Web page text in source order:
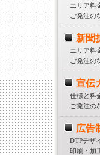
エリア料
ご発注の
新聞
エリア料
ご発注の
宣伝
仕様と料
ご発注の
広告
DTPデザ
印刷・加